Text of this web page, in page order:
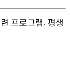
프로그램. 평생